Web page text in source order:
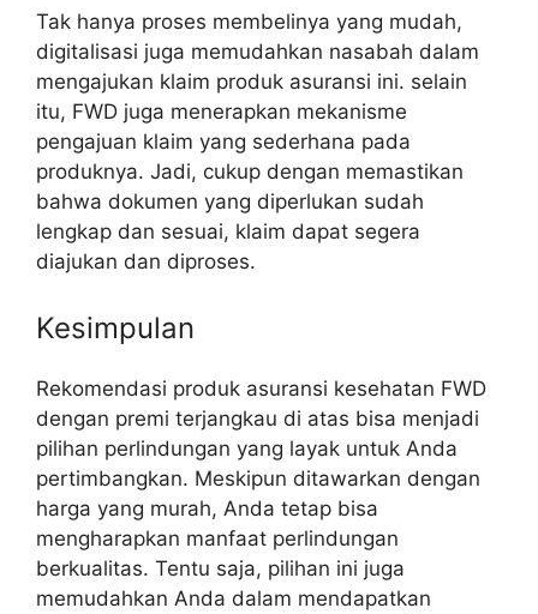
Tak hanya proses membelinya yang mudah,
digitalisasi juga memudahkan nasabah dalam
mengajukan klaim produk asuransi ini. selain
itu, FWD juga menerapkan mekanisme
pengajuan klaim yang sederhana pada
produknya. Jadi, cukup dengan memastikan
bahwa dokumen yang diperlukan sudah
lengkap dan sesuai, klaim dapat segera
diajukan dan diproses.
Kesimpulan
Rekomendasi produk asuransi kesehatan FWD
dengan premi terjangkau di atas bisa menjadi
pilihan perlindungan yang layak untuk Anda
pertimbangkan. Meskipun ditawarkan dengan
harga yang murah, Anda tetap bisa
mengharapkan manfaat perlindungan
berkualitas. Tentu saja, pilihan ini juga
memudahkan Anda dalam mendapatkan